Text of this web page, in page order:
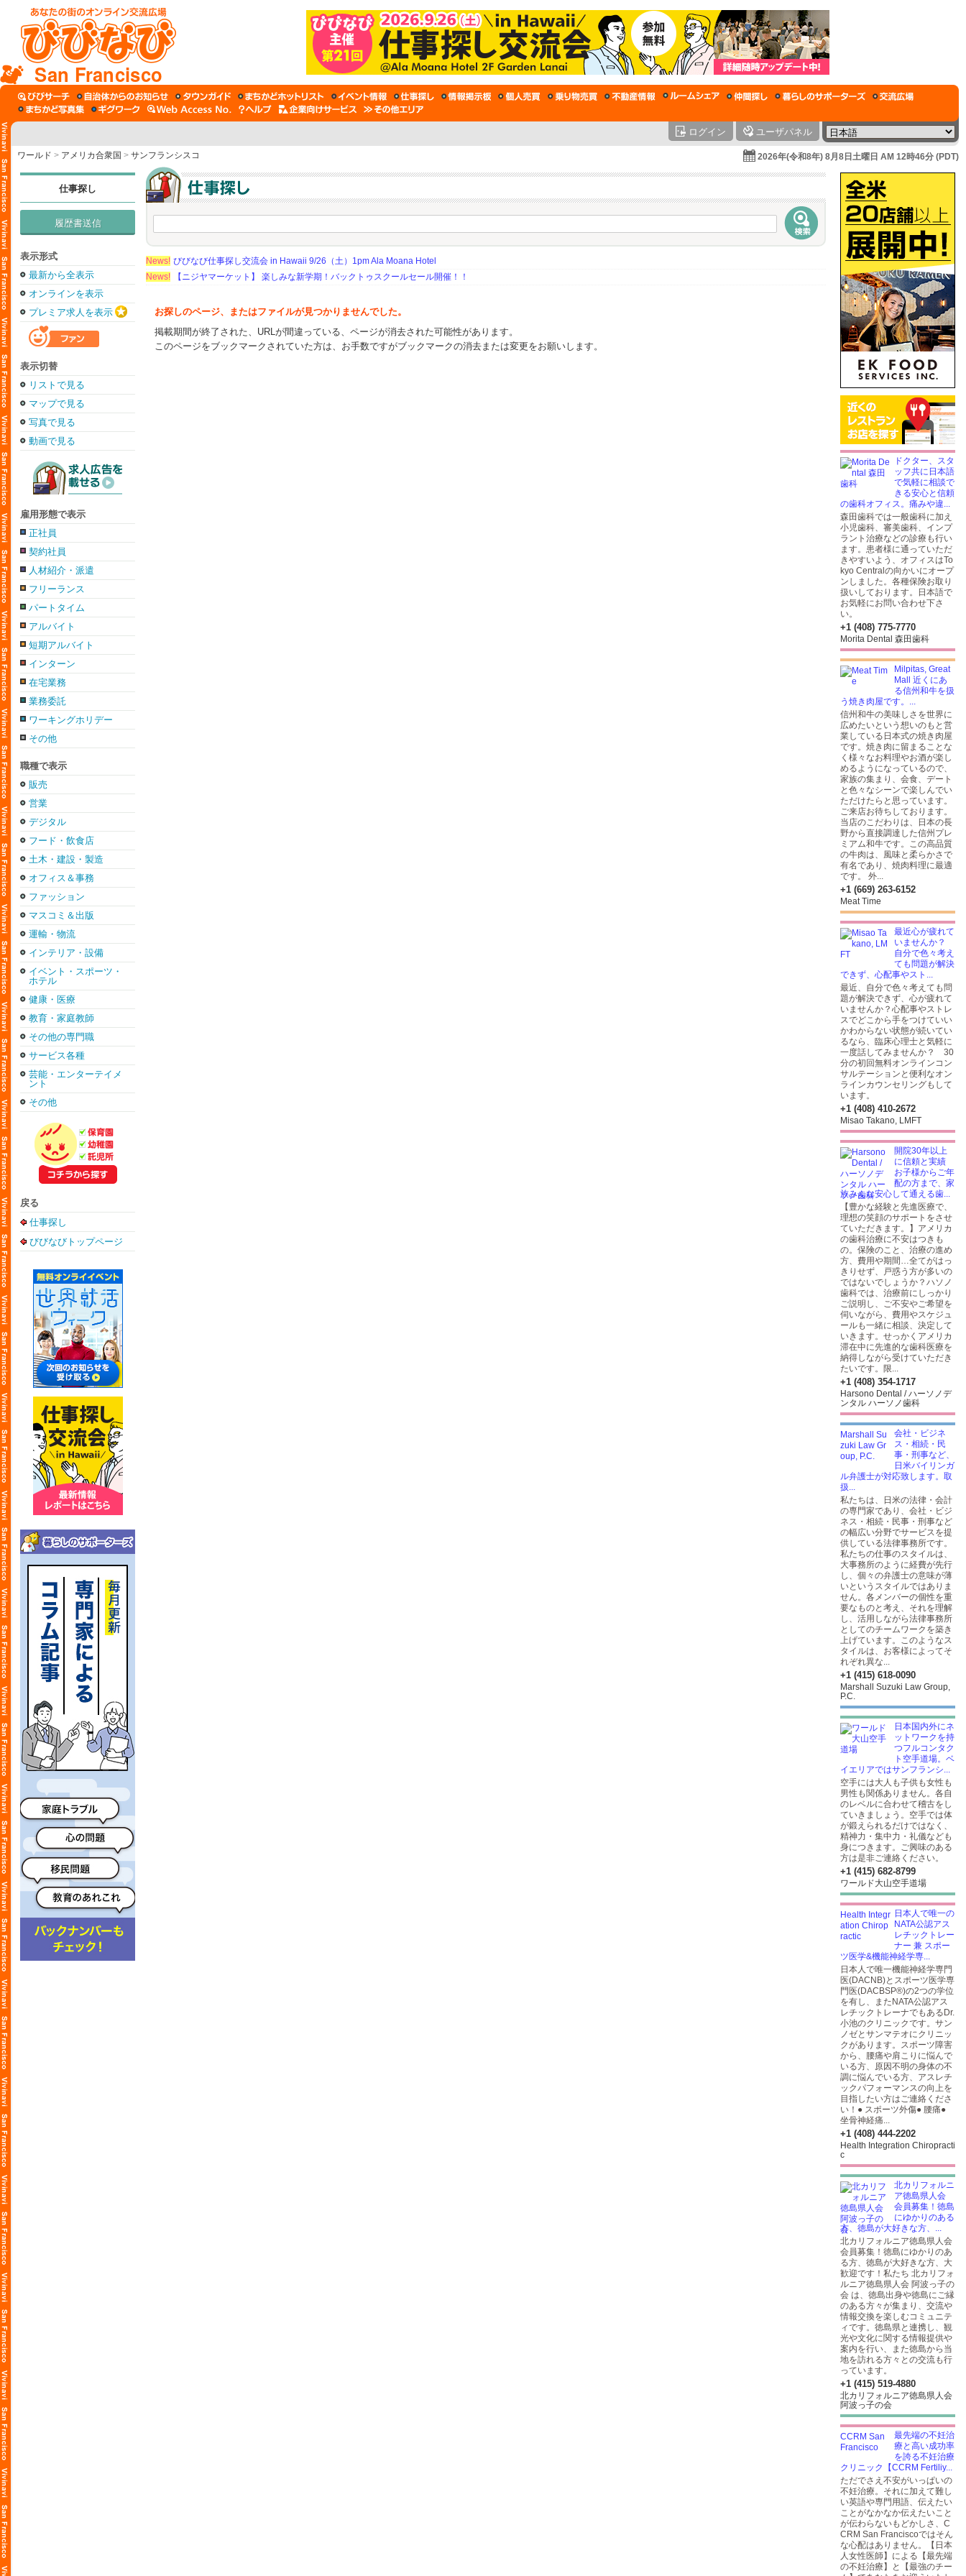
San Francisco
ログイン ユーザパネル
ワールド > アメリカ合衆国 > サンフランシスコ 2026年(令和8年) 8月8日土曜日 AM 12時46分 (PDT)
仕事探し
履歴書送信
表示形式
最新から全表示
オンラインを表示
プレミア求人を表示
表示切替
リストで見る
マップで見る
写真で見る
動画で見る
雇用形態で表示
正社員
契約社員
人材紹介・派遣
フリーランス
パートタイム
アルバイト
短期アルバイト
インターン
在宅業務
業務委託
ワーキングホリデー
その他
職種で表示
販売
営業
デジタル
フード・飲食店
土木・建設・製造
オフィス＆事務
ファッション
マスコミ＆出版
運輸・物流
インテリア・設備
イベント・スポーツ・
ホテル
健康・医療
教育・家庭教師
その他の専門職
サービス各種
芸能・エンターテイメ
ント
その他
戻る
仕事探し
びびなびトップページ
News! びびなび仕事探し交流会 in Hawaii 9/26（土）1pm Ala Moana Hotel
News!
【ニジヤマーケット】 楽しみな新学期！バックトゥスクールセール開催！！
お探しのページ、またはファイルが見つかりませんでした。
掲載期間が終了された、URLが間違っている、ページが消去された可能性があります。
このページをブックマークされていた方は、お手数ですがブックマークの消去または変更をお願いします。
ドクター、スタ
ッフ共に日本語
で気軽に相談で
きる安心と信頼
の歯科オフィス。痛みや違...
森田歯科では一般歯科に加え
小児歯科、審美歯科、インプ
ラント治療などの診療も行い
ます。患者様に通っていただ
きやすいよう、オフィスはTo
kyo Centralの向かいにオープ
ンしました。各種保険お取り
扱いしております。日本語で
お気軽にお問い合わせ下さ
い。
+1 (408) 775-7770
Morita Dental 森田歯科
Milpitas, Great
Mall 近くにあ
る信州和牛を扱
う焼き肉屋です。...
信州和牛の美味しさを世界に
広めたいという想いのもと営
業している日本式の焼き肉屋
です。焼き肉に留まることな
く様々なお料理やお酒が楽し
めるようになっているので、
家族の集まり、会食、デート
と色々なシーンで楽しんでい
ただけたらと思っています。
ご来店お待ちしております。
当店のこだわりは、日本の長
野から直接調達した信州プレ
ミアム和牛です。この高品質
の牛肉は、風味と柔らかさで
有名であり、焼肉料理に最適
です。 外...
+1 (669) 263-6152
Meat Time
最近心が疲れて
いませんか？
自分で色々考え
ても問題が解決
できず、心配事やスト...
最近、自分で色々考えても問
題が解決できず、心が疲れて
いませんか？心配事やストレ
スでどこから手をつけていい
かわからない状態が続いてい
るなら、臨床心理士と気軽に
一度話してみませんか？ 30
分の初回無料オンラインコン
サルテーションと便利なオン
ラインカウンセリングもして
います。
+1 (408) 410-2672
Misao Takano, LMFT
開院30年以上
に信頼と実績
お子様からご年
配の方まで、家
族みんな安心して通える歯...
【豊かな経験と先進医療で、
理想の笑顔のサポートをさせ
ていただきます。】アメリカ
の歯科治療に不安はつきも
の。保険のこと、治療の進め
方、費用や期間…全てがはっ
きりせず、戸惑う方が多いの
ではないでしょうか？ハソノ
歯科では、治療前にしっかり
ご説明し、ご不安やご希望を
伺いながら、費用やスケジュ
ールも一緒に相談、決定して
いきます。せっかくアメリカ
滞在中に先進的な歯科医療を
納得しながら受けていただき
たいです。限...
+1 (408) 354-1717
Harsono Dental / ハーソノデ
ンタル ハーソノ歯科
会社・ビジネ
ス・相続・民
事・刑事など、
日米バイリンガ
ル弁護士が対応致します。取
扱...
私たちは、日米の法律・会計
の専門家であり、会社・ビジ
ネス・相続・民事・刑事など
の幅広い分野でサービスを提
供している法律事務所です。
私たちの仕事のスタイルは、
大事務所のように経費が先行
し、個々の弁護士の意味が薄
いというスタイルではありま
せん。各メンバーの個性を重
要なものと考え、それを理解
し、活用しながら法律事務所
としてのチームワークを築き
上げています。このようなス
タイルは、お客様によってそ
れぞれ異な...
+1 (415) 618-0090
Marshall Suzuki Law Group,
P.C.
日本国内外にネ
ットワークを持
つフルコンタク
ト空手道場。ベ
イエリアではサンフランシ...
空手には大人も子供も女性も
男性も関係ありません。各自
のレベルに合わせて稽古をし
ていきましょう。空手では体
が鍛えられるだけではなく、
精神力・集中力・礼儀なども
身につきます。ご興味のある
方は是非ご連絡ください。
+1 (415) 682-8799
ワールド大山空手道場
日本人で唯一の
NATA公認アス
レチックトレー
ナー 兼 スポー
ツ医学&機能神経学専...
日本人で唯一機能神経学専門
医(DACNB)とスポーツ医学専
門医(DACBSP®)の2つの学位
を有し、またNATA公認アス
レチックトレーナでもあるDr.
小池のクリニックです。サン
ノゼとサンマテオにクリニッ
クがあります。スポーツ障害
から、腰痛や肩こりに悩んで
いる方、原因不明の身体の不
調に悩んでいる方、アスレチ
ックパフォーマンスの向上を
目指したい方はご連絡くださ
い！● スポーツ外傷● 腰痛●
坐骨神経痛...
+1 (408) 444-2202
Health Integration Chiropracti
c
北カリフォルニ
ア徳島県人会
会員募集！徳島
にゆかりのある
方、徳島が大好きな方、...
北カリフォルニア徳島県人会
会員募集！徳島にゆかりのあ
る方、徳島が大好きな方、大
歓迎です！私たち 北カリフォ
ルニア徳島県人会 阿波っ子の
会 は、徳島出身や徳島にご縁
のある方々が集まり、交流や
情報交換を楽しむコミュニテ
ィです。徳島県と連携し、観
光や文化に関する情報提供や
案内を行い、また徳島から当
地を訪れる方々との交流も行
っています。
+1 (415) 519-4880
北カリフォルニア徳島県人会
阿波っ子の会
最先端の不妊治
療と高い成功率
を誇る不妊治療
クリニック【CCRM Fertiliy...
ただでさえ不安がいっぱいの
不妊治療。それに加えて難し
い英語や専門用語、伝えたい
ことがなかなか伝えたいこと
が伝わらないもどかしさ、C
CRM San Franciscoではそん
な心配はありません。【日本
人女性医師】による【最先端
の不妊治療】と【最強のチー